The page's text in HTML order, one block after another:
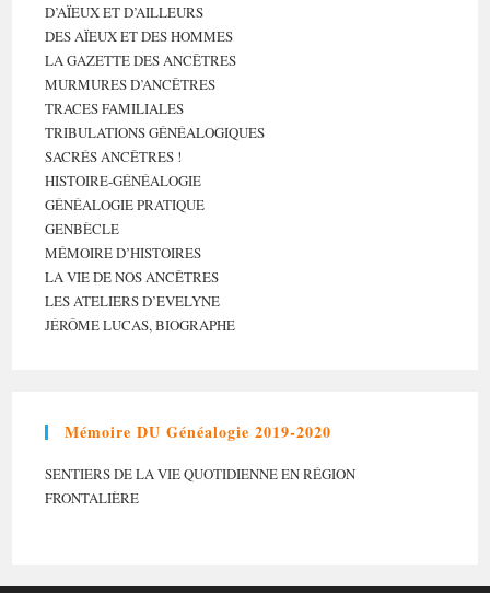
D’AÏEUX ET D’AILLEURS
DES AÏEUX ET DES HOMMES
LA GAZETTE DES ANCÊTRES
MURMURES D’ANCÊTRES
TRACES FAMILIALES
TRIBULATIONS GÉNÉALOGIQUES
SACRÉS ANCÊTRES !
HISTOIRE-GÉNÉALOGIE
GÉNÉALOGIE PRATIQUE
GENBÈCLE
MÉMOIRE D’HISTOIRES
LA VIE DE NOS ANCÊTRES
LES ATELIERS D’EVELYNE
JÉRÔME LUCAS, BIOGRAPHE
Mémoire DU Généalogie 2019-2020
SENTIERS DE LA VIE QUOTIDIENNE EN RÉGION
FRONTALIÈRE